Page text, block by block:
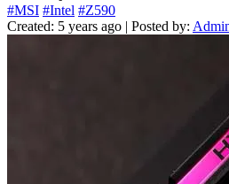
#MSI #Intel #Z590
Created: 5 years ago | Posted by: